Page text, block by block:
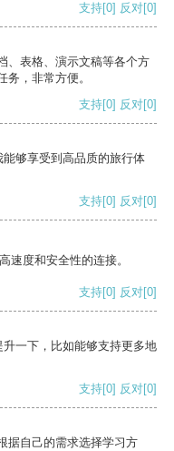
支持[0] 反对[0]
、表格、演示文稿等各个方
，非常方便。
支持[0] 反对[0]
够享受到高品质的旅行体
支持[0] 反对[0]
速度和安全性的连接。
支持[0] 反对[0]
一下，比如能够支持更多地
支持[0] 反对[0]
据自己的需求选择学习方